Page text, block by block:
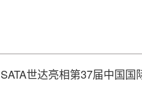
SATA世达亮相第37届中国国